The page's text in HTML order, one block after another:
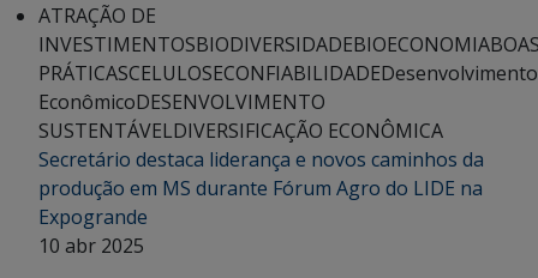
ATRAÇÃO DE
INVESTIMENTOSBIODIVERSIDADEBIOECONOMIA
PRÁTICASCELULOSECONFIABILIDADEDesenvolvimento
EconômicoDESENVOLVIMENTO
SUSTENTÁVELDIVERSIFICAÇÃO ECONÔMICA
Secretário destaca liderança e novos caminhos da
produção em MS durante Fórum Agro do LIDE na
Expogrande
10 abr 2025